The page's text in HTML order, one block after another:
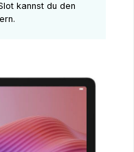
kannst du den